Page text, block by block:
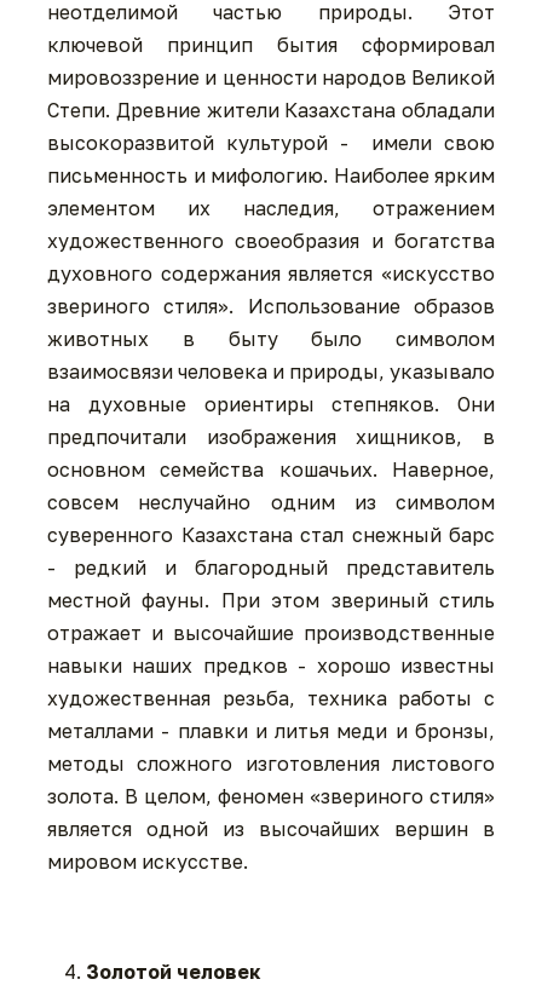
неотделимой частью природы. Этот
ключевой принцип бытия сформировал
мировоззрение и ценности народов Великой
Степи. Древние жители Казахстана обладали
высокоразвитой культурой - имели свою
письменность и мифологию. Наиболее ярким
элементом их наследия, отражением
художественного своеобразия и богатства
духовного содержания является «искусство
звериного стиля». Использование образов
животных в быту было символом
взаимосвязи человека и природы, указывало
на духовные ориентиры степняков. Они
предпочитали изображения хищников, в
основном семейства кошачьих. Наверное,
совсем неслучайно одним из символом
суверенного Казахстана стал снежный барс
- редкий и благородный представитель
местной фауны. При этом звериный стиль
отражает и высочайшие производственные
навыки наших предков - хорошо известны
художественная резьба, техника работы с
металлами - плавки и литья меди и бронзы,
методы сложного изготовления листового
золота. В целом, феномен «звериного стиля»
является одной из высочайших вершин в
мировом искусстве.
Золотой человек